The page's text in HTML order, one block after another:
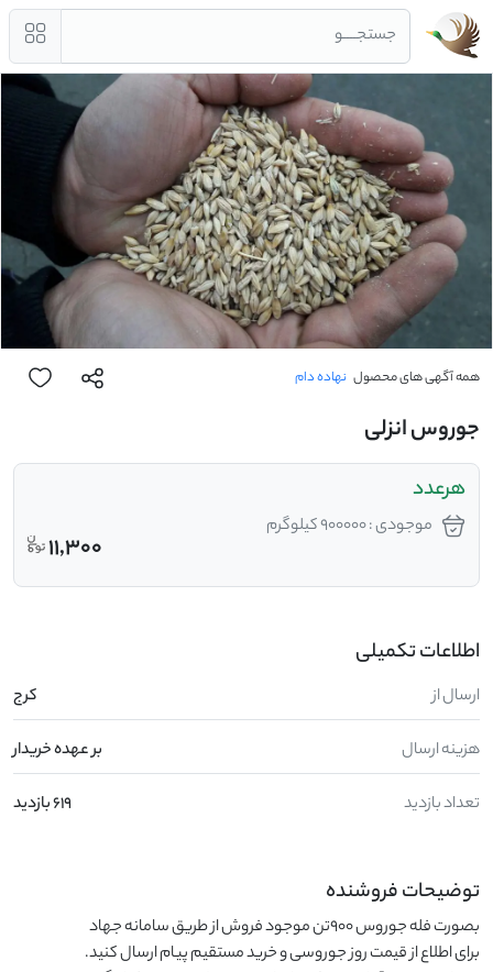
جستجــــو
همه آگهی های محصول نهاده دام
جوروس انزلی
هرعدد
موجودی : 900000 کیلوگرم
11,300
اطلاعات تکمیلی
ارسال از کرج
هزینه ارسال بر عهده خریدار
تعداد بازدید 619 بازدید
توضیحات فروشنده